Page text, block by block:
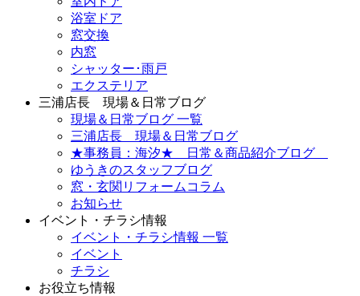
浴室ドア
窓交換
内窓
シャッター･雨戸
エクステリア
三浦店長 現場＆日常ブログ
現場＆日常ブログ 一覧
三浦店長 現場＆日常ブログ
★事務員：海汐★ 日常＆商品紹介ブログ
ゆうきのスタッフブログ
窓・玄関リフォームコラム
お知らせ
イベント・チラシ情報
イベント・チラシ情報 一覧
イベント
チラシ
お役立ち情報